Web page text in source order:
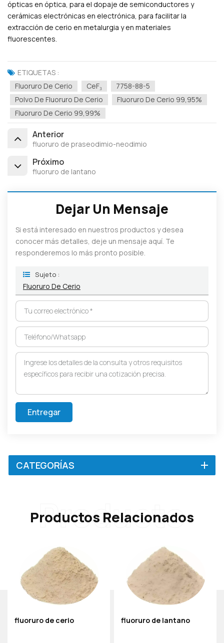
ópticas en óptica, para el dopaje de semiconductores y
cerámicas electrónicas en electrónica, para facilitar la
extracción de cerio en metalurgia y en materiales
fluorescentes.
ETIQUETAS :
Fluoruro De Cerio
CeF₃
7758-88-5
Polvo De Fluoruro De Cerio
Fluoruro De Cerio 99,95%
Fluoruro De Cerio 99,99%
Anterior
fluoruro de praseodimio-neodimio
Próximo
fluoruro de lantano
Dejar Un Mensaje
Si está interesado en nuestros productos y desea
conocer más detalles, deje un mensaje aquí. Te
responderemos lo más pronto posible.
Sujeto :
Fluoruro De Cerio
Entregar
CATEGORÍAS
Productos Relacionados
Producto
fluoruro de cerio fluoruro de lantano